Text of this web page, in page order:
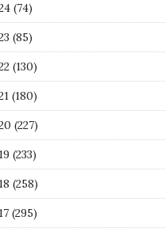
(74)
(85)
(130)
(180)
(227)
(233)
(258)
(295)